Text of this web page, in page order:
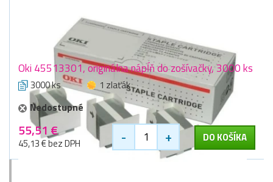
Oki 45513301, originálna nápĺň do zošívačky, 3000 ks
3000 ks
1 zlaťák
Nedostupné
55,51 €
45,13 € bez DPH - + DO KOŠÍKA